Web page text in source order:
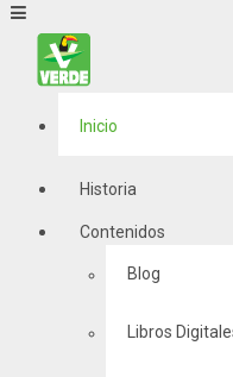
Inicio
Historia
Contenidos
Blog
Libros